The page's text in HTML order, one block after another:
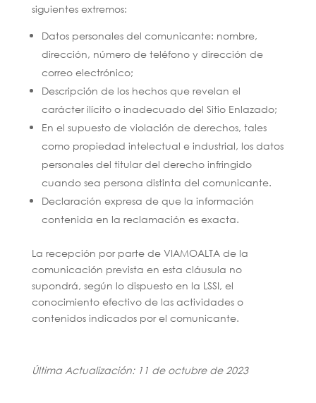
siguientes extremos:
Datos personales del comunicante: nombre,
dirección, número de teléfono y dirección de
correo electrónico;
Descripción de los hechos que revelan el
carácter ilícito o inadecuado del Sitio Enlazado;
En el supuesto de violación de derechos, tales
como propiedad intelectual e industrial, los datos
personales del titular del derecho infringido
cuando sea persona distinta del comunicante.
Declaración expresa de que la información
contenida en la reclamación es exacta.
La recepción por parte de VIAMOALTA de la
comunicación prevista en esta cláusula no
supondrá, según lo dispuesto en la LSSI, el
conocimiento efectivo de las actividades o
contenidos indicados por el comunicante.
Última Actualización: 11 de octubre de 2023